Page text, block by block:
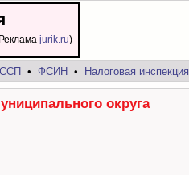
jurik.ru)
• ФСИН • Налоговая инспекция
округа